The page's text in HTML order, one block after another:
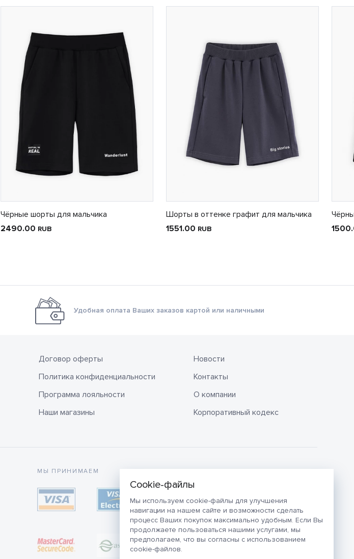
Мы используем cookie-файлы для улучшения
навигации на нашем сайте и возможности сделать
процесс Ваших покупок максимально удобным. Если Вы
продолжаете пользоваться нашими услугами, мы
предполагаем, что вы согласны с использованием
cookie-файлов.
Чёрные шорты для мальчика
2490.00 RUB
Шорты в оттенке графит для мальчика
1551.00 RUB
Удобная оплата Ваших заказов картой или наличными
Договор оферты
Политика конфиденциальности
Программа лояльности
Наши магазины
Новости
Контакты
О компании
Корпоративный кодекс
МЫ ПРИНИМАЕМ